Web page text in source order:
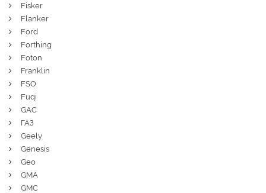
Fisker
Flanker
Ford
Forthing
Foton
Franklin
FSO
Fuqi
GAC
ГАЗ
Geely
Genesis
Geo
GMA
GMC